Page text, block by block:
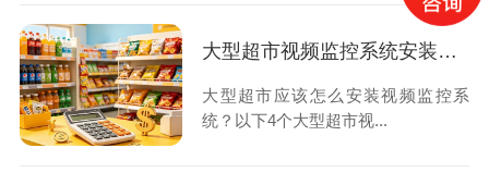
大型超市视频监控系统安装的4大设计原则，速速查看！
大型超市应该怎么安装视频监控系
统？以下4个大型超市视...